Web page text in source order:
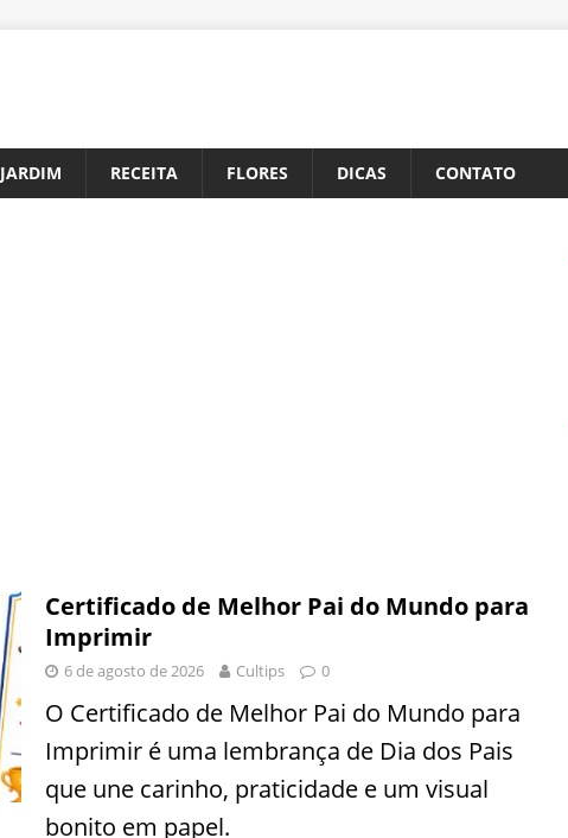
JARDIM RECEITA FLORES DICAS CONTATO
Certificado de Melhor Pai do Mundo para
Imprimir
6 de agosto de 2026 Cultips 0
O Certificado de Melhor Pai do Mundo para
Imprimir é uma lembrança de Dia dos Pais
que une carinho, praticidade e um visual
bonito em papel.